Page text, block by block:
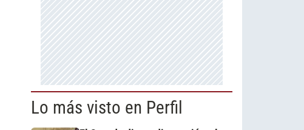
Lo más visto en Perfil